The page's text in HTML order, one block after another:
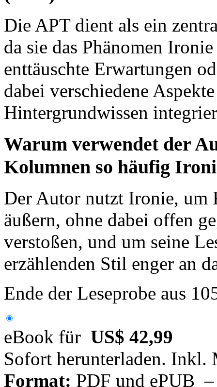
Die APT dient als ein
da sie das Phänomen
enttäuschte Erwartungen
dabei verschiedene
Hintergrundwissen
Warum verwendet der
Kolumnen so häufig
Der Autor nutzt Ironie, um
äußern, ohne dabei offen
verstoßen, und um seine
erzählenden Stil enger an
Ende der Leseprobe aus
eBook für US$ 42,99
Sofort herunterladen. Inkl.
Format: PDF und ePUB